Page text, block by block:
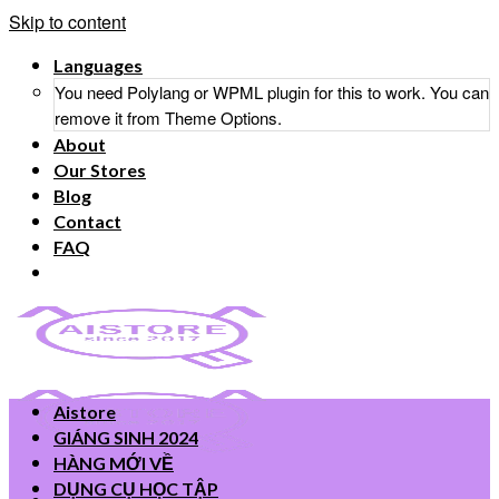
Skip to content
Languages
You need Polylang or WPML plugin for this to work. You can
remove it from Theme Options.
About
Our Stores
Blog
Contact
FAQ
Aistore
GIÁNG SINH 2024
HÀNG MỚI VỀ
DỤNG CỤ HỌC TẬP